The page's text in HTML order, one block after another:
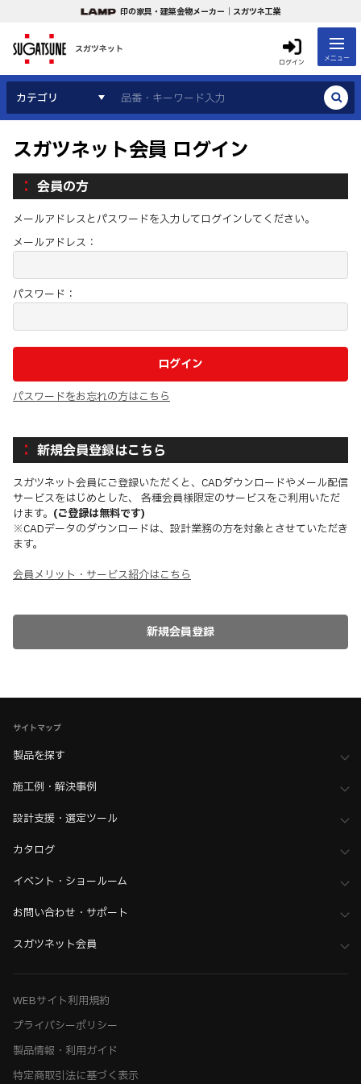
印の家具・建築金物メーカー｜スガツネ工業
スガツネット
ログイン メニュー
カテゴリ
スガツネット会員 ログイン
会員の方
メールアドレスとパスワードを入力してログインしてください。
メールアドレス：
パスワード：
パスワードをお忘れの方はこちら
新規会員登録はこちら
スガツネット会員にご登録いただくと、CADダウンロードやメール配信
サービスをはじめとした、 各種会員様限定のサービスをご利用いただ
けます。 (ご登録は無料です)
※CADデータのダウンロードは、設計業務の方を対象とさせていただき
ます。
会員メリット・サービス紹介はこちら
サイトマップ
製品を探す
施工例・解決事例
設計支援・選定ツール
カタログ
イベント・ショールーム
お問い合わせ・サポート
スガツネット会員
WEBサイト利用規約
プライバシーポリシー
製品情報・利用ガイド
特定商取引法に基づく表示